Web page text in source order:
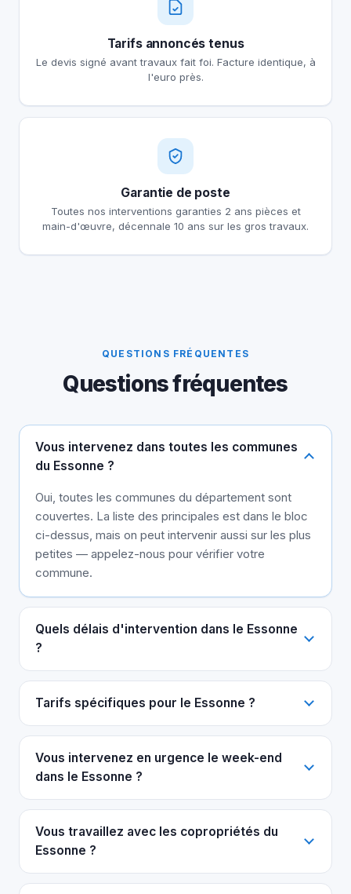
Tarifs annoncés tenus
Le devis signé avant travaux fait foi. Facture identique, à
l'euro près.
Garantie de poste
Toutes nos interventions garanties 2 ans pièces et
main-d'œuvre, décennale 10 ans sur les gros travaux.
QUESTIONS FRÉQUENTES
Questions fréquentes
Vous intervenez dans toutes les communes
du Essonne ?
Oui, toutes les communes du département sont
couvertes. La liste des principales est dans le bloc
ci-dessus, mais on peut intervenir aussi sur les plus
petites — appelez-nous pour vérifier votre
commune.
Quels délais d'intervention dans le Essonne
?
Tarifs spécifiques pour le Essonne ?
Vous intervenez en urgence le week-end
dans le Essonne ?
Vous travaillez avec les copropriétés du
Essonne ?